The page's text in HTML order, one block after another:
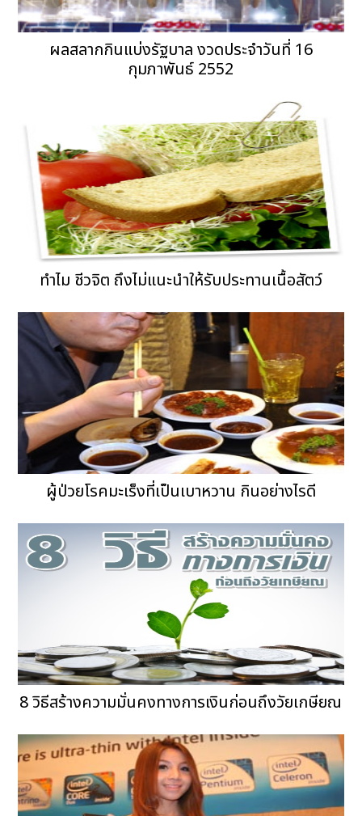
ผลสลากกินแบ่งรัฐบาล งวดประจำวันที่ 16
กุมภาพันธ์ 2552
ทำไม ชีวจิต ถึงไม่แนะนำให้รับประทานเนื้อสัตว์
ผู้ป่วยโรคมะเร็งที่เป็นเบาหวาน กินอย่างไรดี
8 วิธีสร้างความมั่นคงทางการเงินก่อนถึงวัยเกษียณ